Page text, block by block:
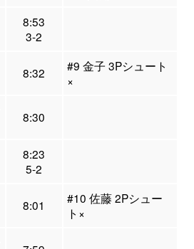
8:53
3-2
8:32
#9 金子 3Pシュート
×
8:30
8:23
5-2
8:01
#10 佐藤 2Pシュー
ト×